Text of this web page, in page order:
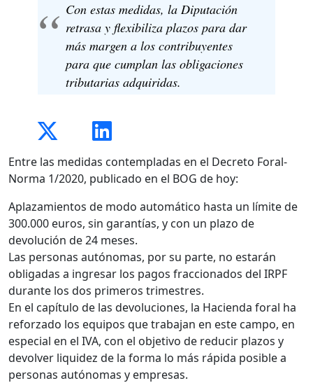
Con estas medidas, la Diputación
retrasa y flexibiliza plazos para dar
más margen a los contribuyentes
para que cumplan las obligaciones
tributarias adquiridas.
Entre las medidas contempladas en el Decreto Foral-
Norma 1/2020, publicado en el BOG de hoy:
Aplazamientos de modo automático hasta un límite de
300.000 euros, sin garantías, y con un plazo de
devolución de 24 meses.
Las personas autónomas, por su parte, no estarán
obligadas a ingresar los pagos fraccionados del IRPF
durante los dos primeros trimestres.
En el capítulo de las devoluciones, la Hacienda foral ha
reforzado los equipos que trabajan en este campo, en
especial en el IVA, con el objetivo de reducir plazos y
devolver liquidez de la forma lo más rápida posible a
personas autónomas y empresas.